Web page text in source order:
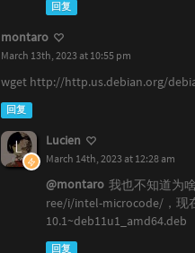
回复
montaro
March 13th, 2023 at 10:55 pm
wget http://http.us.debian.org/
回复
Lucien
March 14th, 2023 at 12:28 am
@montaro 我也不知道为
ree/i/intel-microcode/，现
10.1~deb11u1_amd64.deb
回复